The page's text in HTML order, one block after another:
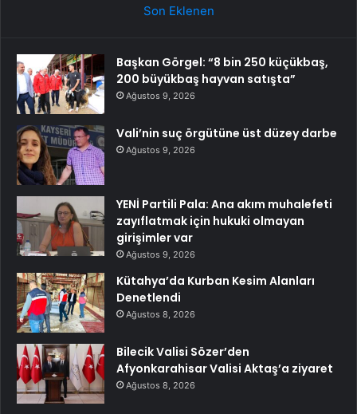
Son Eklenen
Başkan Görgel: “8 bin 250 küçükbaş,
200 büyükbaş hayvan satışta”
Ağustos 9, 2026
Vali’nin suç örgütüne üst düzey darbe
Ağustos 9, 2026
YENİ Partili Pala: Ana akım muhalefeti
zayıflatmak için hukuki olmayan
girişimler var
Ağustos 9, 2026
Kütahya’da Kurban Kesim Alanları
Denetlendi
Ağustos 8, 2026
Bilecik Valisi Sözer’den
Afyonkarahisar Valisi Aktaş’a ziyaret
Ağustos 8, 2026